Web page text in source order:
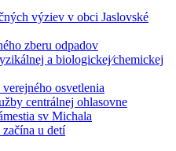
výziev v obci Jaslovské
zberu odpadov
a biologickej⁄chemickej
osvetlenia
centrálnej ohlasovne
sv Michala
u detí